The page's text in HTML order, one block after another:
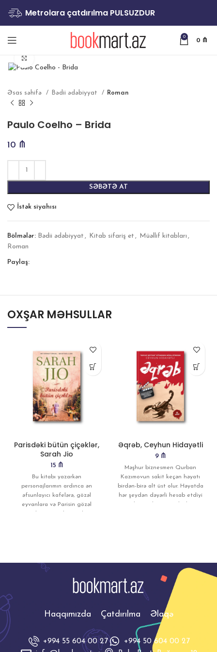
Metrolara çatdırılma PULSUZDUR
0
0 ₼
Əsas səhifə Bədii ədəbiyyat Roman
Paulo Coelho – Brida
10 ₼
SƏBƏTƏ AT
İstək siyahısı
Bölmələr: Bədii ədəbiyyat , Kitab sifariş et , Müəllif kitabları ,
Roman
Paylaş:
OXŞAR MƏHSULLAR
Parisdəki bütün çiçəklər,
Sarah Jio
15 ₼
Bu kitabı yazarkən
personajlarımın ardınca ən
əfsunlayıcı kafelərə, gözəl
eyvanlara və Parisin gözəl
Əqrəb, Ceyhun Hidayətli
9 ₼
Məşhur biznesmen Qurban
Kazımovun sakit keçən həyatı
birdən-birə alt üst olur. Həyatda
hər şeydən dəyərli hesab etdiyi
Haqqımızda Çatdırılma Əlaqə
+994 55 604 00 27
+994 50 604 00 27